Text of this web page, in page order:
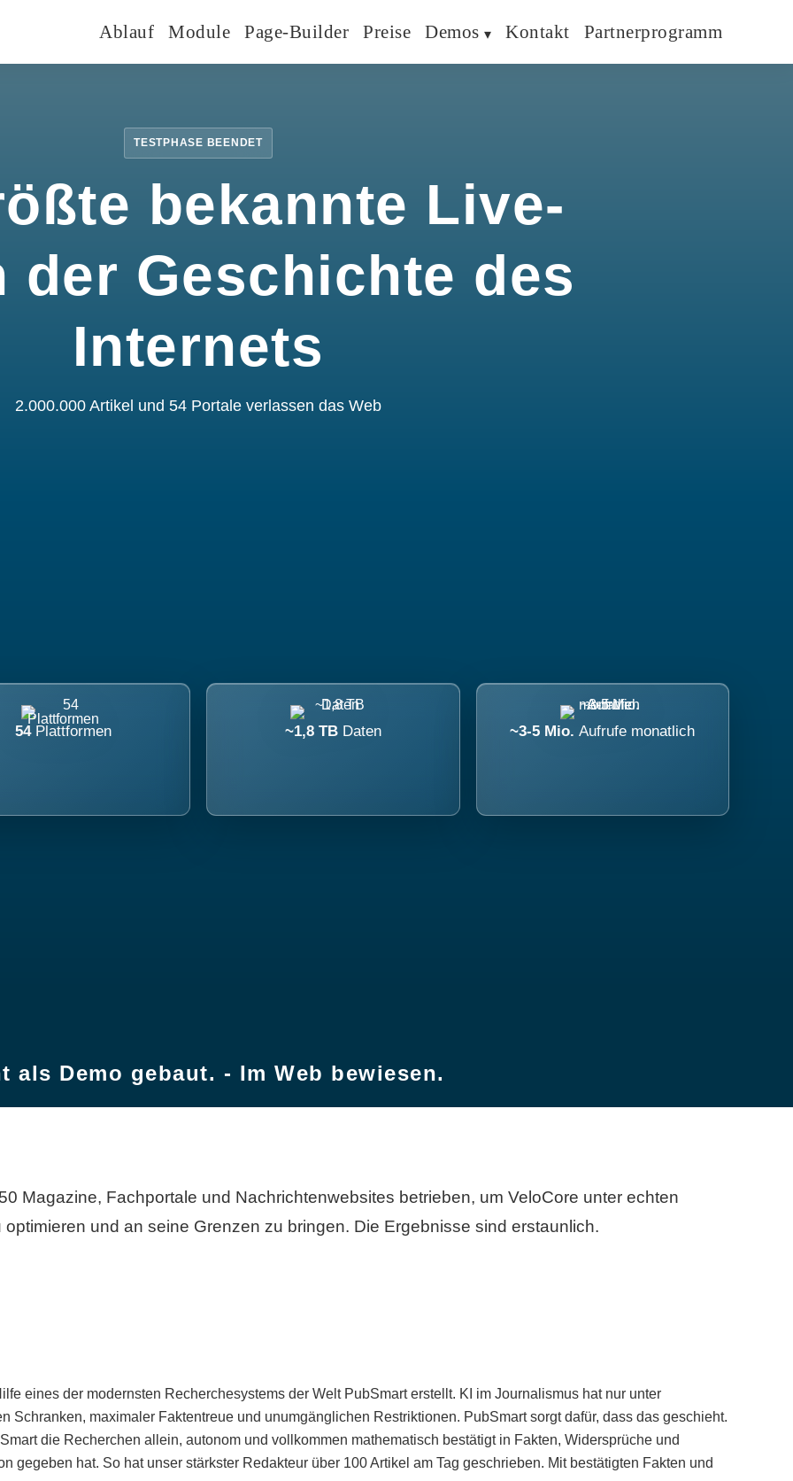
Ablauf Module Page-Builder Preise Demos Kontakt Partnerprogramm
TESTPHASE BEENDET
bekannte Live-
der Geschichte des
Internets
2.000.000 Artikel und 54 Portale verlassen das Web
54 Plattformen ~1,8 TB Daten ~3-5 Mio.Aufrufe monatlich
als Demo gebaut. - Im Web bewiesen.
Magazine, Fachportale und Nachrichtenwebsites betrieben, um VeloCore unter echten
und an seine Grenzen zu bringen. Die Ergebnisse sind erstaunlich.
eines der modernsten Recherchesystems der Welt PubSmart erstellt. KI im Journalismus hat nur unter
Schranken, maximaler Faktentreue und unumgänglichen Restriktionen. PubSmart sorgt dafür, dass das geschieht.
die Recherchen allein, autonom und vollkommen mathematisch bestätigt in Fakten, Widersprüche und
gegeben hat. So hat unser stärkster Redakteur über 100 Artikel am Tag geschrieben. Mit bestätigten Fakten und